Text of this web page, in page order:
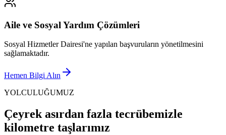
Aile ve Sosyal Yardım Çözümleri
Sosyal Hizmetler Dairesi'ne yapılan başvuruların yönetilmesini
sağlamaktadır.
Hemen Bilgi Alın
YOLCULUĞUMUZ
Çeyrek asırdan fazla tecrübemizle
kilometre taşlarımız